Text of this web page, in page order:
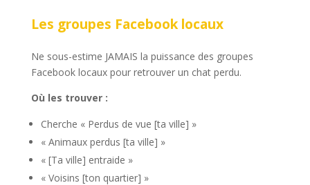
Les groupes Facebook locaux
Ne sous-estime JAMAIS la puissance des groupes
Facebook locaux pour retrouver un chat perdu.
Où les trouver :
Cherche « Perdus de vue [ta ville] »
« Animaux perdus [ta ville] »
« [Ta ville] entraide »
« Voisins [ton quartier] »